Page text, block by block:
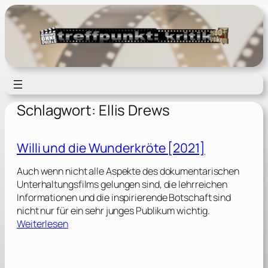
Zum
Inhalt
springen
Schlagwort: Ellis Drews
Willi und die Wunderkröte [2021]
Auch wenn nicht alle Aspekte des dokumentarischen
Unterhaltungsfilms gelungen sind, die lehrreichen
Informationen und die inspirierende Botschaft sind
nicht nur für ein sehr junges Publikum wichtig.
Weiterlesen: